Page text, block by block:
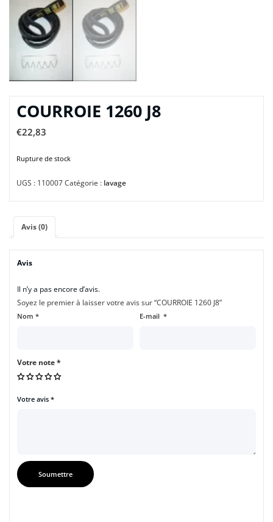
COURROIE 1260 J8
€22,83
Rupture de stock
UGS : 110007Catégorie : lavage
Avis (0)
Avis
Il n’y a pas encore d’avis.
Soyez le premier à laisser votre avis sur “COURROIE 1260 J8”
Nom * E-mail *
Votre note*
Votre avis *